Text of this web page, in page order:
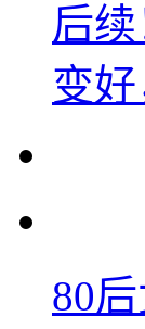
后
变
80